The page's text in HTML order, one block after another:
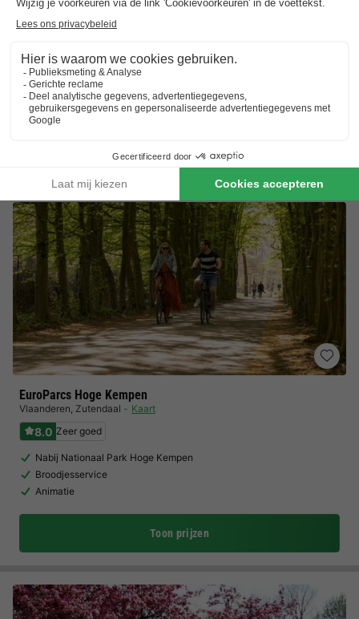
Landal Vakantiepark Schin op Geul
Limburg,Walem Kaart
Heuvellandschap
À la carte restaurant
Dagje Maastricht
Toon prijzen
EuroParcs Hoge Kempen
Vlaanderen, Zutendaal Kaart
8.0 Zeer goed
Nabij Nationaal Park Hoge Kempen
Broodjesservice
Animatie
Toon prijzen